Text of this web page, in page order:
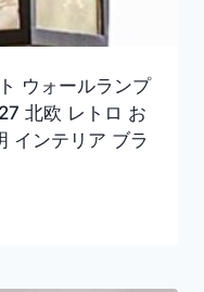
ウォールランプ
北欧 レトロ お
インテリア ブラ